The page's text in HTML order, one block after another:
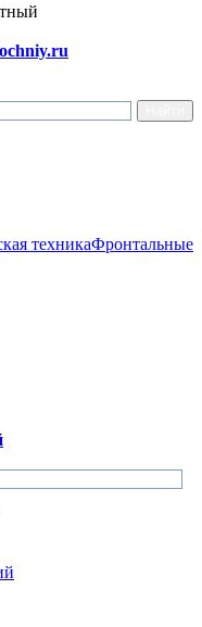
техникаФронтальные